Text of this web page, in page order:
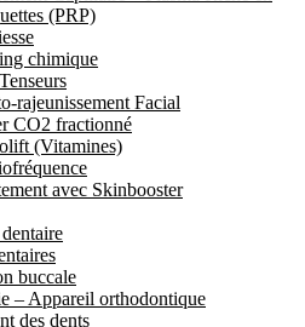
(PRP)
chimique
rajeunissement Facial
CO2 fractionné
(Vitamines)
avec Skinbooster
buccale
– Appareil orthodontique
des dents